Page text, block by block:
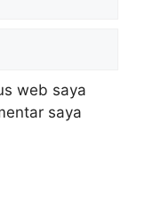
web saya
saya